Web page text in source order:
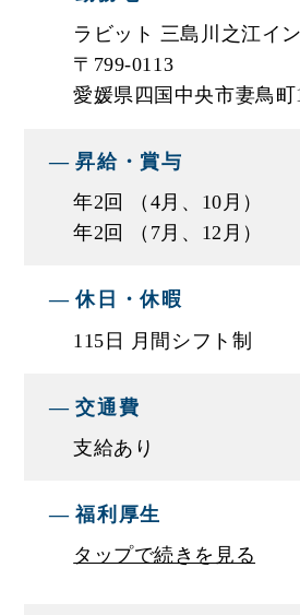
★完全反響型の営業（飛び込み
で、お問い合わせがあった際に
で、効率良く稼げる！
な業務をカット！残業時間の短
★福利厚生充実で、家族も嬉し
★充実の研修制度で未経験者で
■仕事内容
自動車販売における営業職の仕
す。商談ルームのモニターを使
即決される方もいますが納車の
す。
ラビット 三島川之江イ
〒799-0113
愛媛県四国中央市妻鳥町
昇給・賞与
年2回 （4月、10月）
年2回 （7月、12月）
休日・休暇
115日 月間シフト制
交通費
支給あり
福利厚生
タップで続きを見る